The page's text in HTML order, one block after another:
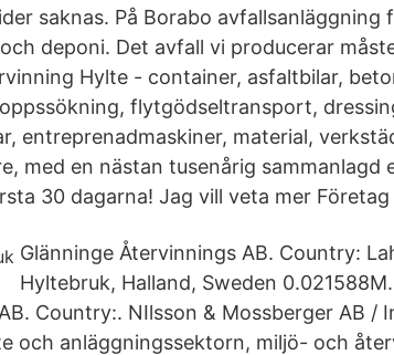
saknas. På Borabo avfallsanläggning
deponi. Det avfall vi producerar
Hylte - container, asfaltbilar,
flytgödseltransport,
entreprenadmaskiner, material,
med en nästan tusenårig sammanlagd
30 dagarna! Jag vill veta mer Företag
Glänninge Återvinnings AB. Country:
Hyltebruk, Halland, Sweden
Country:. NIlsson & Mossberger AB /
och anläggningssektorn, miljö- och